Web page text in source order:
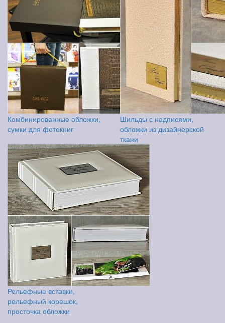
Комбинированные обложки,
сумки для фотокниг
Шильды с надписями,
обложки из дизайнерской
ткани
Рельефные вставки,
рельефный корешок,
просточка обложки